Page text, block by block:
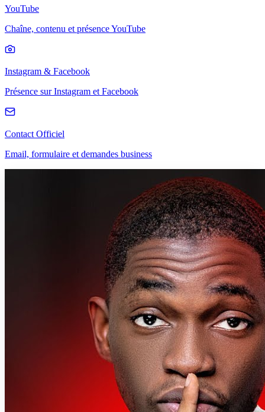
YouTube
Chaîne, contenu et présence YouTube
Instagram & Facebook
Présence sur Instagram et Facebook
Contact Officiel
Email, formulaire et demandes business